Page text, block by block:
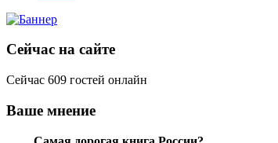
Сейчас на сайте
Сейчас 609 гостей онлайн
Ваше мнение